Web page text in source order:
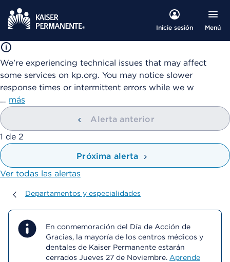
Inicie sesión Menú
We're experiencing technical issues that may affect
some services on kp.org. You may notice slower
response times or intermittent errors while we w
… más
Alerta anterior
mostrando
1 de 2
Próxima alerta
Ver todas las alertas
Departamentos y especialidades
Departamentos y especialidades
En conmemoración del Día de Acción de
Gracias, la mayoría de los centros médicos y
dentales de Kaiser Permanente estarán
cerrados Jueves 27 de Noviembre. Aprende